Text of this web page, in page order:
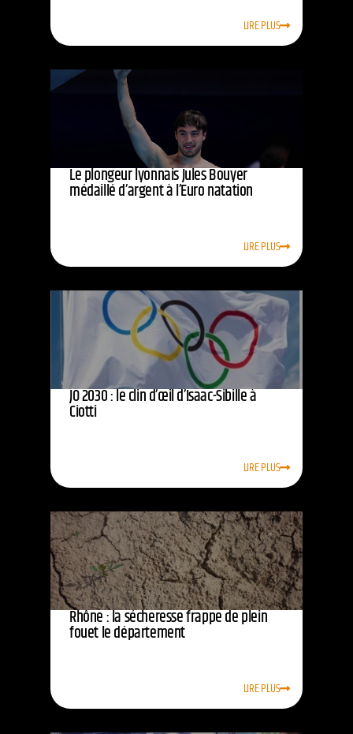
LIRE PLUS
Le plongeur lyonnais Jules Bouyer
médaillé d’argent à l’Euro natation
LIRE PLUS
JO 2030 : le clin d’œil d’Isaac-Sibille à
Ciotti
LIRE PLUS
Rhône : la sécheresse frappe de plein
fouet le département
LIRE PLUS